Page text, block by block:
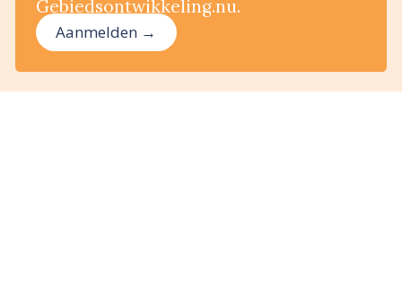
Gebiedsontwikkeling.nu.
Aanmelden →